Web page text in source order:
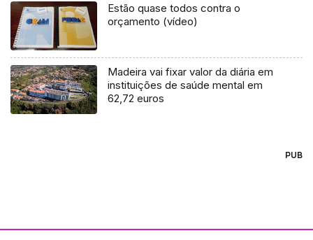
Estão quase todos contra o
orçamento (vídeo)
Madeira vai fixar valor da diária em
instituições de saúde mental em
62,72 euros
PUB